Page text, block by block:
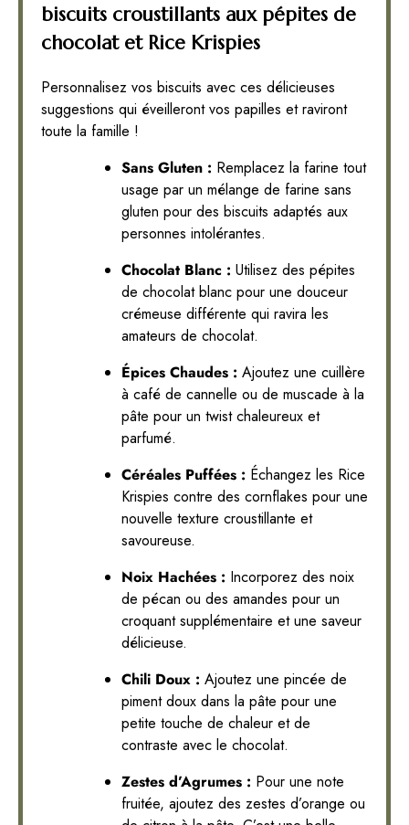
biscuits croustillants aux pépites de
chocolat et Rice Krispies
Personnalisez vos biscuits avec ces délicieuses
suggestions qui éveilleront vos papilles et raviront
toute la famille !
Sans Gluten : Remplacez la farine tout
usage par un mélange de farine sans
gluten pour des biscuits adaptés aux
personnes intolérantes.
Chocolat Blanc : Utilisez des pépites
de chocolat blanc pour une douceur
crémeuse différente qui ravira les
amateurs de chocolat.
Épices Chaudes : Ajoutez une cuillère
à café de cannelle ou de muscade à la
pâte pour un twist chaleureux et
parfumé.
Céréales Puffées : Échangez les Rice
Krispies contre des cornflakes pour une
nouvelle texture croustillante et
savoureuse.
Noix Hachées : Incorporez des noix
de pécan ou des amandes pour un
croquant supplémentaire et une saveur
délicieuse.
Chili Doux : Ajoutez une pincée de
piment doux dans la pâte pour une
petite touche de chaleur et de
contraste avec le chocolat.
Zestes d’Agrumes : Pour une note
fruitée, ajoutez des zestes d’orange ou